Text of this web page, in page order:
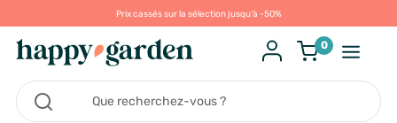
Prix cassés sur la sélection jusqu'à -50%
0